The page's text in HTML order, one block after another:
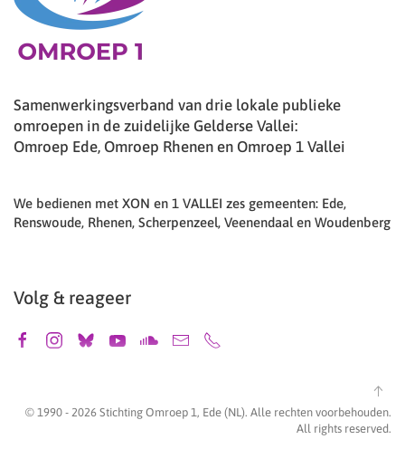
Samenwerkingsverband van drie lokale publieke
omroepen in de zuidelijke Gelderse Vallei:
Omroep Ede, Omroep Rhenen en Omroep 1 Vallei
We bedienen met XON en 1 VALLEI zes gemeenten: Ede,
Renswoude, Rhenen, Scherpenzeel, Veenendaal en Woudenberg
Volg & reageer
© 1990 - 2026 Stichting Omroep 1, Ede (NL). Alle rechten voorbehouden.
All rights reserved.